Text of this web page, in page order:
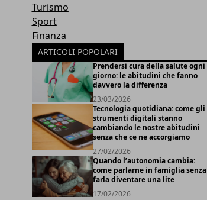
Turismo
Sport
Finanza
ARTICOLI POPOLARI
Prendersi cura della salute ogni
giorno: le abitudini che fanno
davvero la differenza
23/03/2026
Tecnologia quotidiana: come gli
strumenti digitali stanno
cambiando le nostre abitudini
senza che ce ne accorgiamo
27/02/2026
Quando l’autonomia cambia:
come parlarne in famiglia senza
farla diventare una lite
17/02/2026